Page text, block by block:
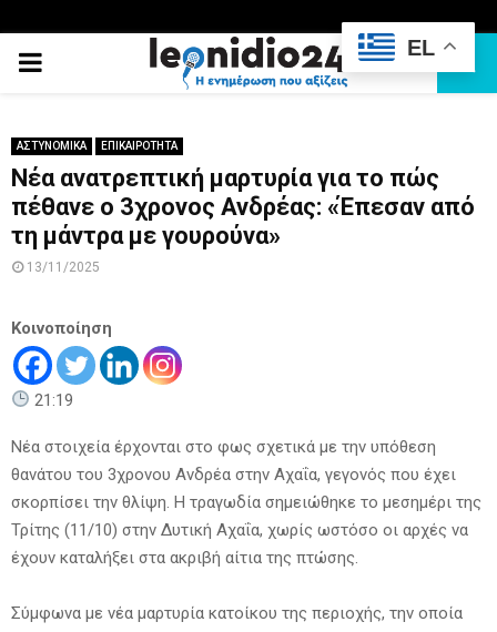
PRIMARY
ΑΣΤΥΝΟΜΙΚΑ ΕΠΙΚΑΙΡΟΤΗΤΑ
Νέα ανατρεπτική μαρτυρία για το πώς
πέθανε ο 3χρονος Ανδρέας: «Έπεσαν από
τη μάντρα με γουρούνα»
13/11/2025
Κοινοποίηση
21:19
Νέα στοιχεία έρχονται στο φως σχετικά με την υπόθεση
θανάτου του 3χρονου Ανδρέα στην Αχαΐα, γεγονός που έχει
σκορπίσει την θλίψη. Η τραγωδία σημειώθηκε το μεσημέρι της
Τρίτης (11/10) στην Δυτική Αχαΐα, χωρίς ωστόσο οι αρχές να
έχουν καταλήξει στα ακριβή αίτια της πτώσης.
Σύμφωνα με νέα μαρτυρία κατοίκου της περιοχής, την οποία
EL